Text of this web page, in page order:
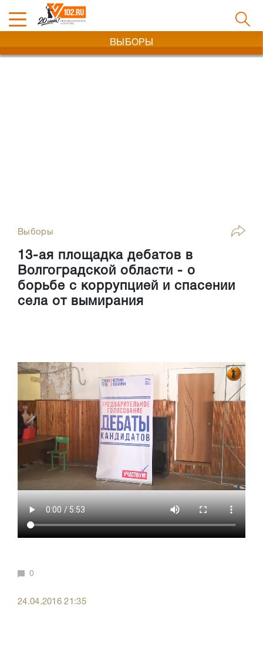
ВЫБОРЫ
Выборы
13-ая площадка дебатов в
Волгоградской области - о
борьбе с коррупцией и спасении
села от вымирания
0
24.04.2016 21:35